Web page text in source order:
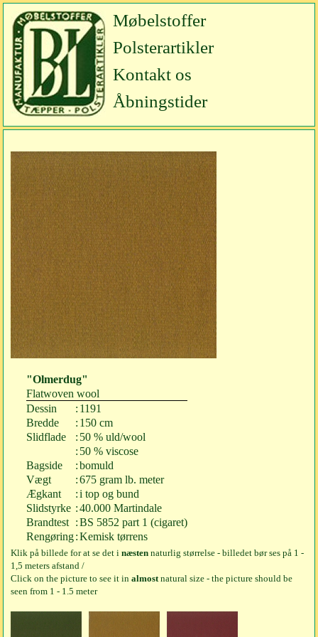
Møbelstoffer
Polsterartikler
Kontakt os
Åbningstider
"Olmerdug"
Flatwoven wool
Dessin
: 1191
Bredde
: 150 cm
Slidflade
: 50 % uld/wool
: 50 % viscose
Bagside
:bomuld
Vægt
:675 gram lb. meter
Ægkant
:i top og bund
Slidstyrke :40.000 Martindale
Brandtest :BS 5852 part 1 (cigaret)
Rengøring:Kemisk tørrens
Klik på billede for at se det i næsten naturlig størrelse - billedet bør ses på 1 -
1,5 meters afstand /
Click on the picture to see it in almostnatural size - the picture should be
seen from 1 - 1.5 meter